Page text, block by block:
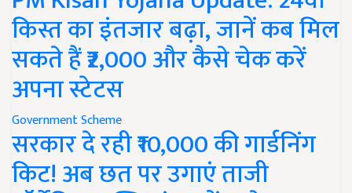
किस्त का इंतजार बढ़ा, जानें कब मिल
सकते हैं ₹2,000 और कैसे चेक करें
अपना स्टेटस
Government Scheme
सरकार दे रही ₹10,000 की गार्डनिंग
किट! अब छत पर उगाएं ताजी